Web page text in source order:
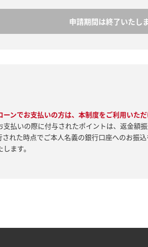
申請期間は終了いたし
ーンでお支払いの方は、本制度をご利用いただ
支払いの際に付与されたポイントは、返金額
された時点でご本人名義の銀行口座へのお振
ます。